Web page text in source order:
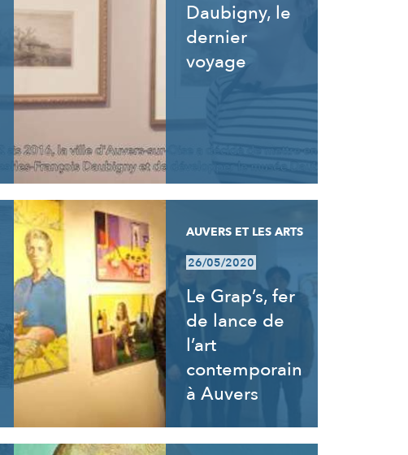
Daubigny, le
dernier
voyage
AUVERS ET LES ARTS
26/05/2020
Le Grap’s, fer
de lance de
l’art
contemporain
à Auvers